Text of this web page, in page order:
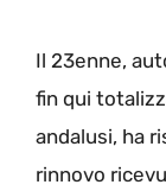
Il 23enne,
fin qui
andalusi, ha
rinnovo